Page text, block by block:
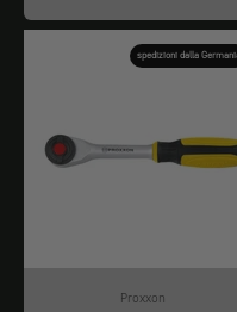
spedizioni dalla
Proxxon